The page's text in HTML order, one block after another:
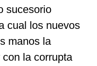
sucesorio
cual los nuevos
manos la
la corrupta